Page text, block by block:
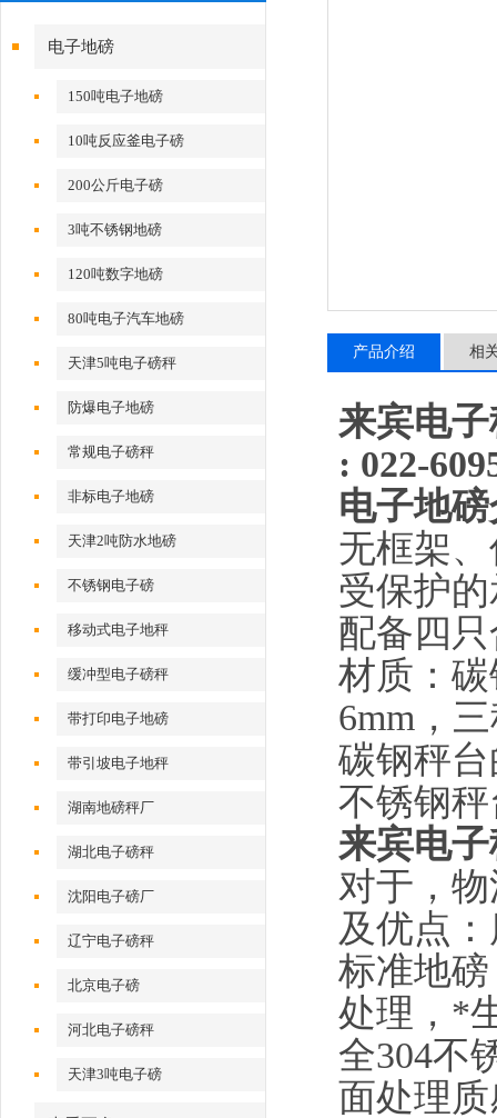
电子地磅
150吨电子地磅
10吨反应釜电子磅
200公斤电子磅
3吨不锈钢地磅
120吨数字地磅
80吨电子汽车地磅
天津5吨电子磅秤
防爆电子地磅
常规电子磅秤
非标电子地磅
天津2吨防水地磅
不锈钢电子磅
移动式电子地秤
缓冲型电子磅秤
带打印电子地磅
带引坡电子地秤
湖南地磅秤厂
湖北电子磅秤
沈阳电子磅厂
辽宁电子磅秤
北京电子磅
河北电子磅秤
天津3吨电子磅
产品介绍 相
来宾电
: 022-
电子地
无框架
受保护
配备四
材质：
6mm ，
碳钢秤
不锈钢
来宾电
对于，
及优点
标准地
处理，*
全304不
面处理